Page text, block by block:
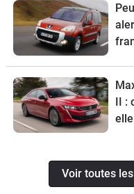
II :
Voir toutes